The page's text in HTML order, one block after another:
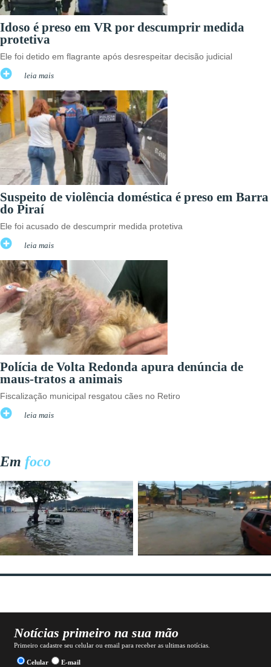
Idoso é preso em VR por descumprir medida
protetiva
Ele foi detido em flagrante após desrespeitar decisão judicial
leia mais
Suspeito de violência doméstica é preso em Barra
do Piraí
Ele foi acusado de descumprir medida protetiva
leia mais
Polícia de Volta Redonda apura denúncia de
maus-tratos a animais
Fiscalização municipal resgatou cães no Retiro
leia mais
Em foco
Notícias primeiro na sua mão
Primeiro cadastre seu celular ou email para receber as ultimas notícias.
Celular E-mail